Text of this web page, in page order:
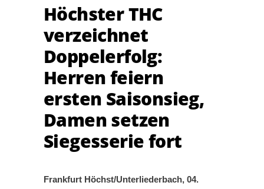
Höchster THC
verzeichnet
Doppelerfolg:
Herren feiern
ersten Saisonsieg,
Damen setzen
Siegesserie fort
Frankfurt Höchst/Unterliederbach, 04.